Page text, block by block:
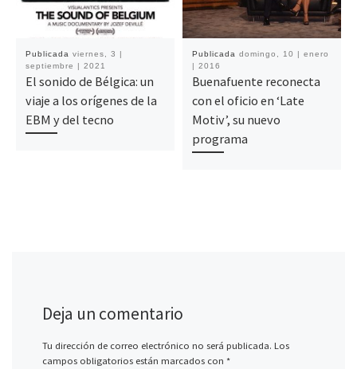
Publicada viernes, 3 |
septiembre | 2021
El sonido de Bélgica: un
viaje a los orígenes de la
EBM y del tecno
Publicada domingo, 10 | enero
| 2016
Buenafuente reconecta
con el oficio en ‘Late
Motiv’, su nuevo
programa
Deja un comentario
Tu dirección de correo electrónico no será publicada. Los
campos obligatorios están marcados con *